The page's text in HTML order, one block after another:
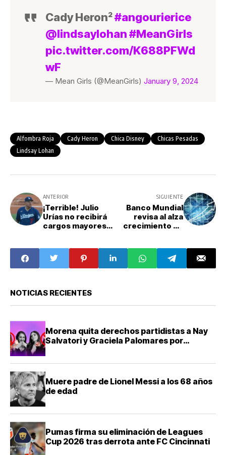
Cady Heron²#angourierice
@lindsaylohan#MeanGirls
pic.twitter.com/K688PFWd
wF
— Mean Girls (@MeanGirls) January 9, 2024
Alfombra Roja Cady Heron Chica Disney
Chicas Pesadas
Lindsay Lohan
ANTERIOR
¡Terrible! Julio
Urías no recibirá
cargos mayores
Ángeles
SIGUIENTE
Banco Mundial
revisa al alza
crecimiento de
NOTICIAS RECIENTES
Morena quita derechos partidistas a Nay
Salvatori y Graciela Palomares por
Muere padre de Lionel Messi a los 68 años
de edad
Pumas firma su eliminación de Leagues
Cup 2026 tras derrota ante FC Cincinnati